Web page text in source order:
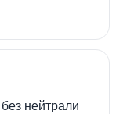
нейтрали